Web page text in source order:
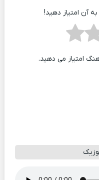
آن امتیاز دهید!
امتیاز می دهید.